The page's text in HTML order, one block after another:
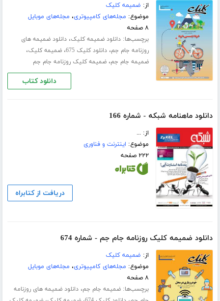
از: ضمیمه کلیک
موضوع: مجله‌های کامپیوتری، مجله‌های موبایل
۸ صفحه
برچسب‌ها:دانلود ضمیمه کلیک،دانلود ضمیمه های
روزنامه جام جم،دانلود کلیک 675 ،ضمیمه کلیک،
ضمیمه جام جم،ضمیمه کلیک روزنامه جام جم
دانلود کتاب
دانلود ماهنامه شبکه - شماره 166
از: ...
موضوع: اینترنت و فناوری
۲۲۲ صفحه
دریافت از کتابراه
دانلود ضمیمه کلیک روزنامه جام جم - شماره 674
از: ضمیمه کلیک
موضوع: مجله‌های کامپیوتری، مجله‌های موبایل
۸ صفحه
برچسب‌ها:ضمیمه جام جم،دانلود ضمیمه های روزنامه